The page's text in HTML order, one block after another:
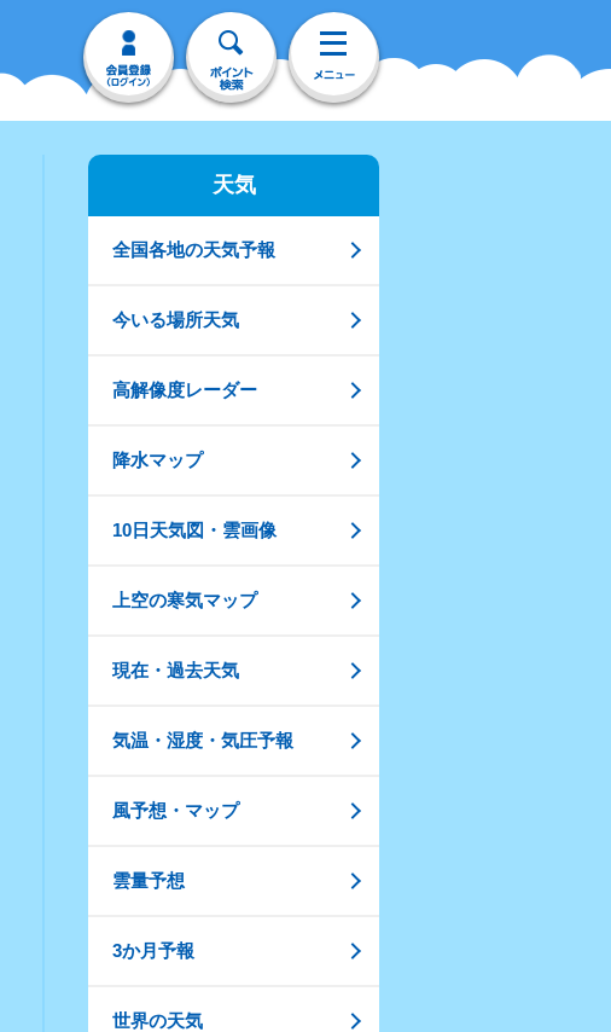
天気
全国各地の天気予報
今いる場所天気
高解像度レーダー
降水マップ
10日天気図・雲画像
上空の寒気マップ
現在・過去天気
気温・湿度・気圧予報
風予想・マップ
雲量予想
3か月予報
世界の天気